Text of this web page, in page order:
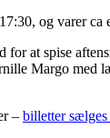
og varer ca
for at spise
Margo med
– billetter